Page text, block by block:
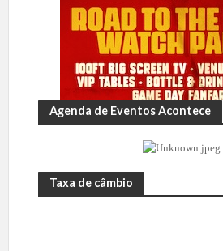
Agenda de Eventos Acontece
Taxa de câmbio